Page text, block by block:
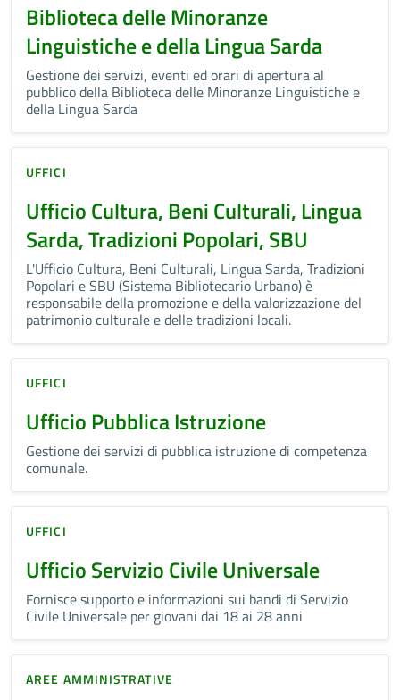
Biblioteca delle Minoranze
Linguistiche e della Lingua Sarda
Gestione dei servizi, eventi ed orari di apertura al
pubblico della Biblioteca delle Minoranze Linguistiche e
della Lingua Sarda
UFFICI
Ufficio Cultura, Beni Culturali, Lingua
Sarda, Tradizioni Popolari, SBU
L'Ufficio Cultura, Beni Culturali, Lingua Sarda, Tradizioni
Popolari e SBU (Sistema Bibliotecario Urbano) è
responsabile della promozione e della valorizzazione del
patrimonio culturale e delle tradizioni locali.
UFFICI
Ufficio Pubblica Istruzione
Gestione dei servizi di pubblica istruzione di competenza
comunale.
UFFICI
Ufficio Servizio Civile Universale
Fornisce supporto e informazioni sui bandi di Servizio
Civile Universale per giovani dai 18 ai 28 anni
AREE AMMINISTRATIVE